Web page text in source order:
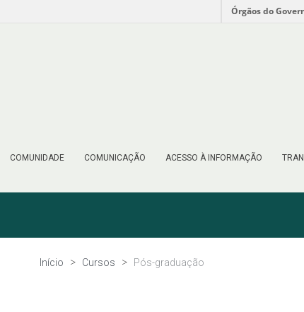
Órgãos do
COMUNIDADE COMUNICAÇÃO ACESSO À INFORMAÇÃO
Início Cursos Pós-graduação